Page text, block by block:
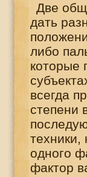
Две
дать
либо
которые
всегда
степени
техники,
одного
фактор